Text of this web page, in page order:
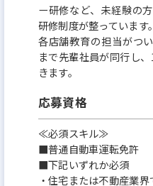
ー研修など、未経験の
研修制度が整っています。
各店舗教育の担当がつ
まで先輩社員が同行し
きます。
応募資格
≪必須スキル≫
■普通自動車運転免許
■下記いずれか必須
・住宅または不動産業